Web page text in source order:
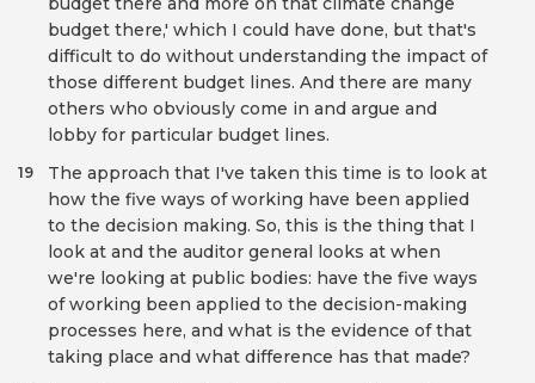
budget there,' which I could have done, but that's
difficult to do without understanding the impact of
those different budget lines. And there are many
others who obviously come in and argue and
lobby for particular budget lines.
The approach that I've taken this time is to look at
how the five ways of working have been applied
to the decision making. So, this is the thing that I
look at and the auditor general looks at when
we're looking at public bodies: have the five ways
of working been applied to the decision-making
processes here, and what is the evidence of that
taking place and what difference has that made?
19